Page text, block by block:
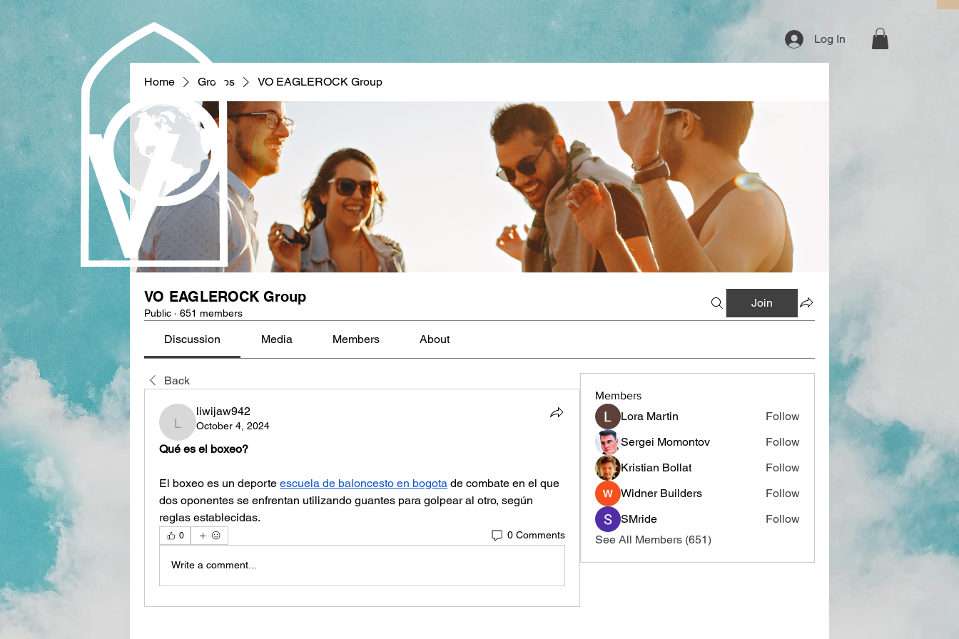
Log In
Home Groups VO EAGLEROCK Group
VO EAGLEROCK Group
Public · 651 members
Join
Discussion Media Members About
Back
liwijaw942
liwijaw942
October 4, 2024
Qué es el boxeo?
El boxeo es un deporte escuela de baloncesto en bogota de combate en el que
dos oponentes se enfrentan utilizando guantes para golpear al otro, según
reglas establecidas.
0 0 Comments
Write a comment...
Members
Lora Martin
Follow
Sergei Momontov
Follow
Kristian Bollat
Follow
Widner Builders
Follow
SMride
Follow
See All Members (651)